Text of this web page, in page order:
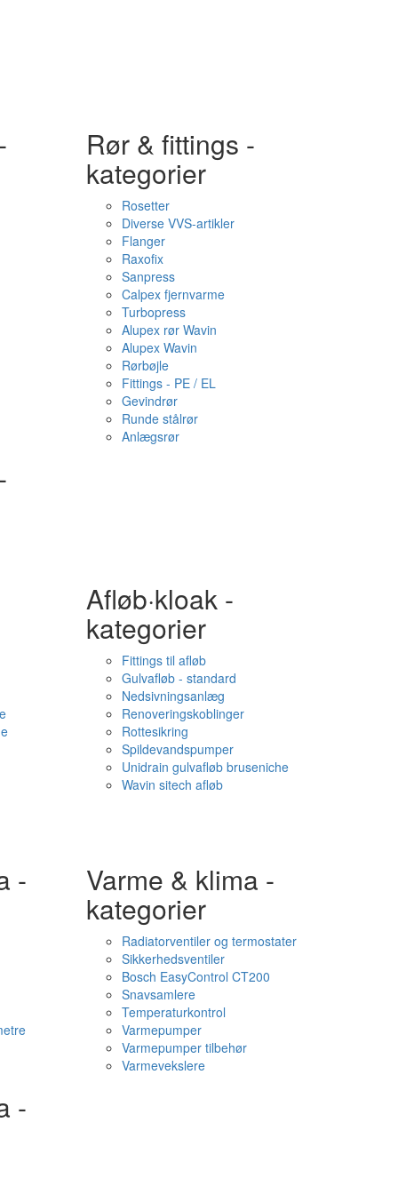
Rør & fittings -
kategorier
Rosetter
Diverse VVS-artikler
Flanger
Raxofix
Sanpress
Calpex fjernvarme
Turbopress
Alupex rør Wavin
Alupex Wavin
Rørbøjle
Fittings - PE / EL
Gevindrør
Runde stålrør
Anlægsrør
Afløb·kloak -
kategorier
Fittings til afløb
Gulvafløb - standard
Nedsivningsanlæg
Renoveringskoblinger
Rottesikring
Spildevandspumper
Unidrain gulvafløb bruseniche
Wavin sitech afløb
- Varme & klima -
kategorier
Radiatorventiler og termostater
Sikkerhedsventiler
Bosch EasyControl CT200
Snavsamlere
Temperaturkontrol
Varmepumper
Varmepumper tilbehør
Varmevekslere
-